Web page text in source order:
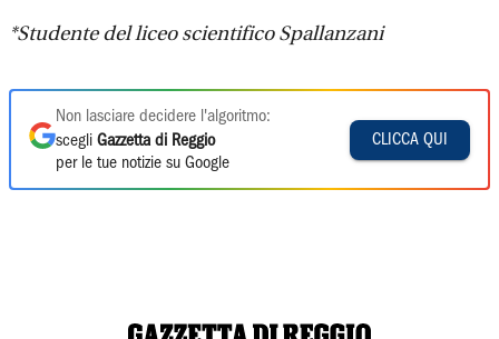
*Studente del liceoscientifico Spallanzani
Non lasciare decidere l'algoritmo:
scegli Gazzetta di Reggio
per le tue notizie su Google
CLICCA QUI